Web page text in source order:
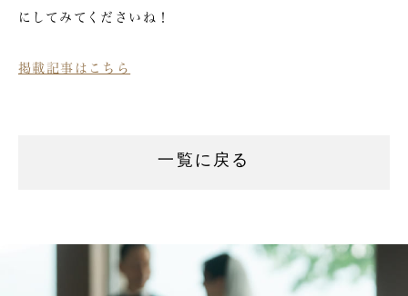
にしてみてくださいね！
掲載記事はこちら
一覧に戻る